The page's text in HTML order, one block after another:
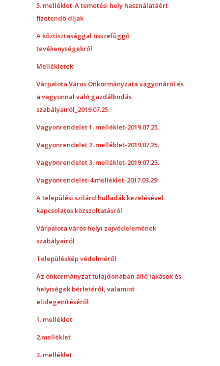
5. melléklet-A temetési hely használatáért
fizetendő díjak
A köztisztasággal összefüggő
tevékenységekről
Mellékletek
Várpalota Város Önkormányzata vagyonáról és
a vagyonnal való gazdálkodás
szabályairól_2019.07.25.
Vagyonrendelet 1. melléklet-2019.07.25.
Vagyonrendelet 2. melléklet-2019.07.25.
Vagyonrendelet 3. melléklet-2019.07.25.
Vagyonrendelet-4.melléklet-2017.03.29.
A települési szilárd hulladák kezelésével
kapcsolatos közszoltatásról
Várpalota város helyi zajvédelemének
szabályairól
Településkép védelméről
Az önkormányzat tulajdonában álló lakások és
helyiségek bérletéről, valamint
elidegenítéséről
1. melléklet
2.melléklet
3. melléklet